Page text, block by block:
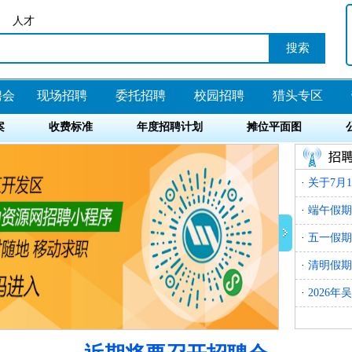
人才
现场招聘 委托招聘 校园招聘 猎头专区
收费标准 年度招聘计划 摊位平面图
· 关于7月
· 端午假
· 五一假
· 清明假
· 2026年